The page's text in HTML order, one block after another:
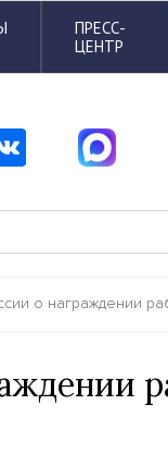
ПРЕСС-
ЦЕНТР
о награждении